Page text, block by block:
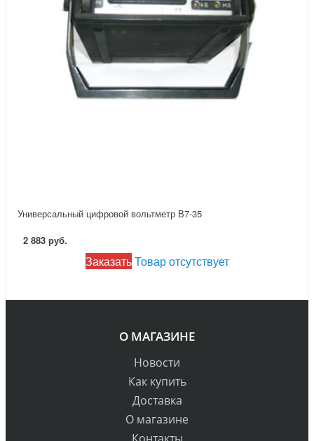
Универсальный цифровой вольтметр В7-35
2 883 руб.
ЗаказатьТовар отсутствует
О МАГАЗИНЕ
Новости
Как купить
Доставка
О магазине